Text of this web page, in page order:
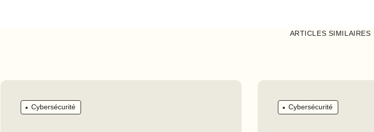
ARTICLES SIMILAIRES
Cybersécurité Cybersécurité